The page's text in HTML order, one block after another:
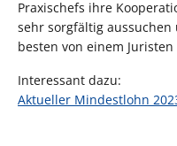
Praxischefs ihre
sehr sorgfältig
besten von einem
Interessant dazu:
Aktueller Mindestlohn